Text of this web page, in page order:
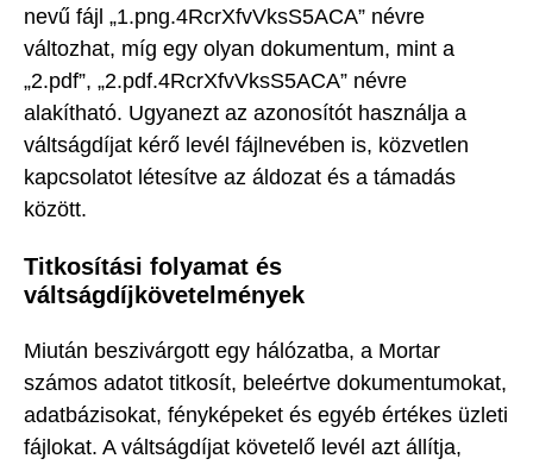
nevű fájl „1.png.4RcrXfvVksS5ACA” névre
változhat, míg egy olyan dokumentum, mint a
„2.pdf”, „2.pdf.4RcrXfvVksS5ACA” névre
alakítható. Ugyanezt az azonosítót használja a
váltságdíjat kérő levél fájlnevében is, közvetlen
kapcsolatot létesítve az áldozat és a támadás
között.
Titkosítási folyamat és
váltságdíjkövetelmények
Miután beszivárgott egy hálózatba, a Mortar
számos adatot titkosít, beleértve dokumentumokat,
adatbázisokat, fényképeket és egyéb értékes üzleti
fájlokat. A váltságdíjat követelő levél azt állítja,